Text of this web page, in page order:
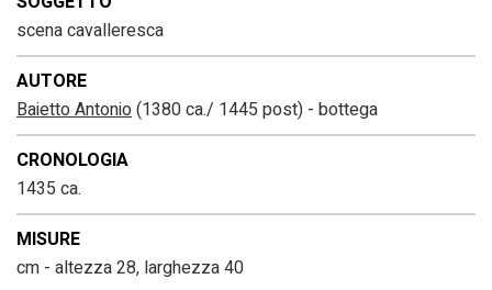
scena cavalleresca
AUTORE
Baietto Antonio(1380 ca./ 1445 post) - bottega
CRONOLOGIA
1435 ca.
MISURE
cm - altezza 28, larghezza 40